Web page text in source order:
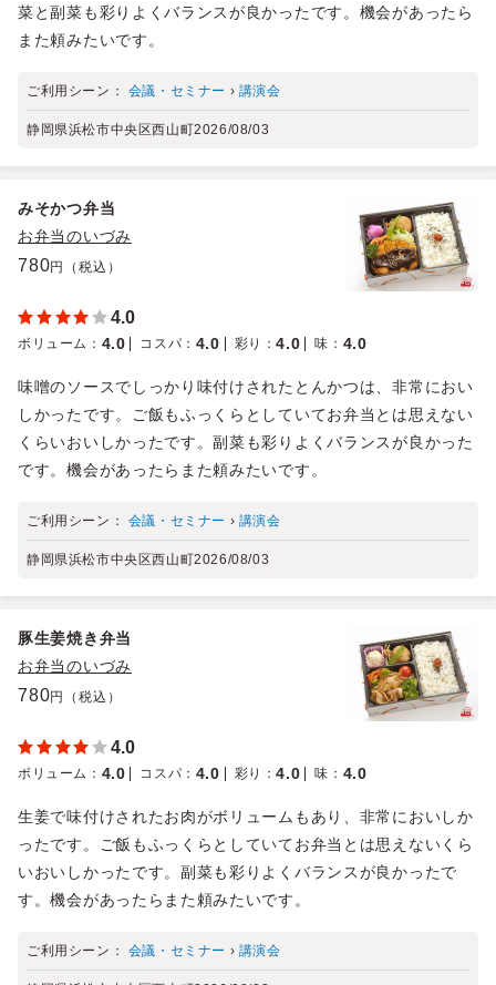
菜と副菜も彩りよくバランスが良かったです。機会があったら
また頼みたいです。
ご利用シーン： 会議・セミナー › 講演会
静岡県浜松市中央区西山町2026/08/03
みそかつ弁当
お弁当のいづみ
780円（税込）
4.0
ボリューム ： 4.0 コスパ ： 4.0 彩り ：4.0 味 ： 4.0
味噌のソースでしっかり味付けされたとんかつは、非常におい
しかったです。ご飯もふっくらとしていてお弁当とは思えない
くらいおいしかったです。副菜も彩りよくバランスが良かった
です。機会があったらまた頼みたいです。
ご利用シーン： 会議・セミナー › 講演会
静岡県浜松市中央区西山町2026/08/03
豚生姜焼き弁当
お弁当のいづみ
780円（税込）
4.0
ボリューム ： 4.0 コスパ ： 4.0 彩り ：4.0 味 ： 4.0
生姜で味付けされたお肉がボリュームもあり、非常においしか
ったです。ご飯もふっくらとしていてお弁当とは思えないくら
いおいしかったです。副菜も彩りよくバランスが良かったで
す。機会があったらまた頼みたいです。
ご利用シーン： 会議・セミナー › 講演会